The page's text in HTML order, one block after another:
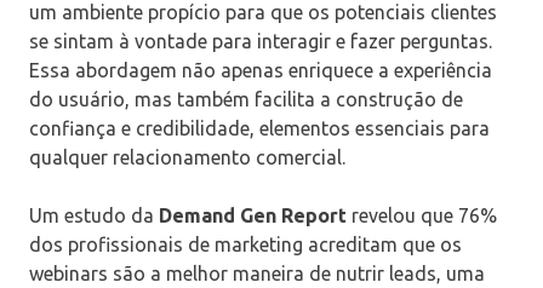
um ambiente propício para que os potenciais clientes
se sintam à vontade para interagir e fazer perguntas.
Essa abordagem não apenas enriquece a experiência
do usuário, mas também facilita a construção de
confiança e credibilidade, elementos essenciais para
qualquer relacionamento comercial.
Um estudo da Demand Gen Report revelou que 76%
dos profissionais de marketing acreditam que os
webinars são a melhor maneira de nutrir leads, uma